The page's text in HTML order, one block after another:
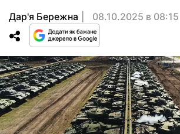
Дар'я Бережна 08.10.2025 в 08:15